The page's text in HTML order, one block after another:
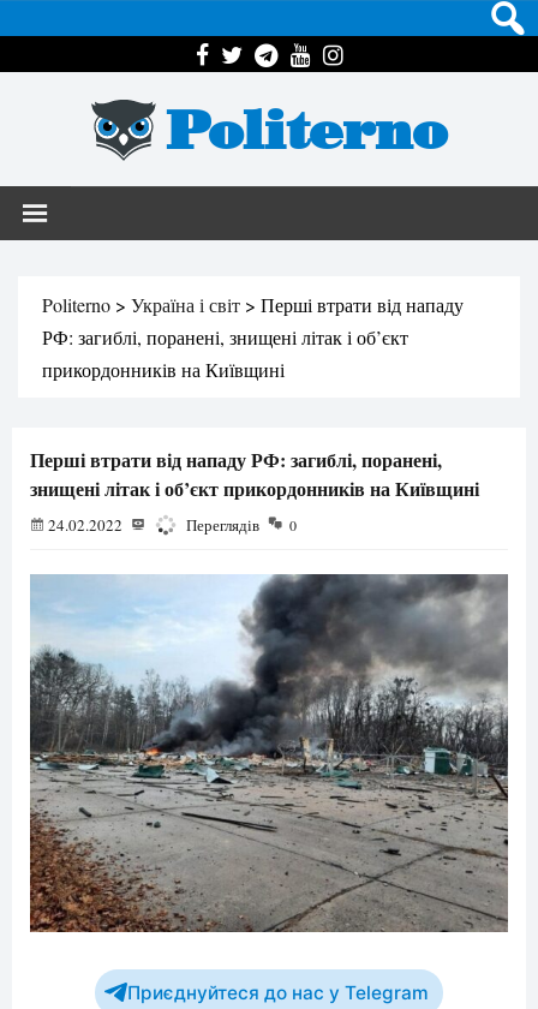
Politerno
Politerno > Україна і світ > Перші втрати від нападу
РФ: загиблі, поранені, знищені літак і об’єкт
прикордонників на Київщині
Перші втрати від нападу РФ: загиблі, поранені,
знищені літак і об’єкт прикордонників на Київщині
24.02.2022 5017 Переглядів 0
Приєднуйтеся до нас у Telegram